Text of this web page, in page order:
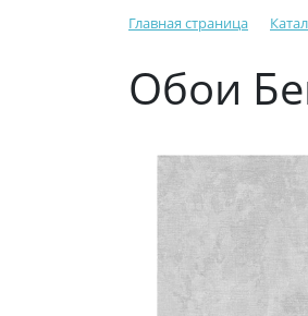
Главная страница
Обои